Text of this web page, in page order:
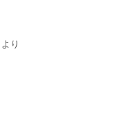
より